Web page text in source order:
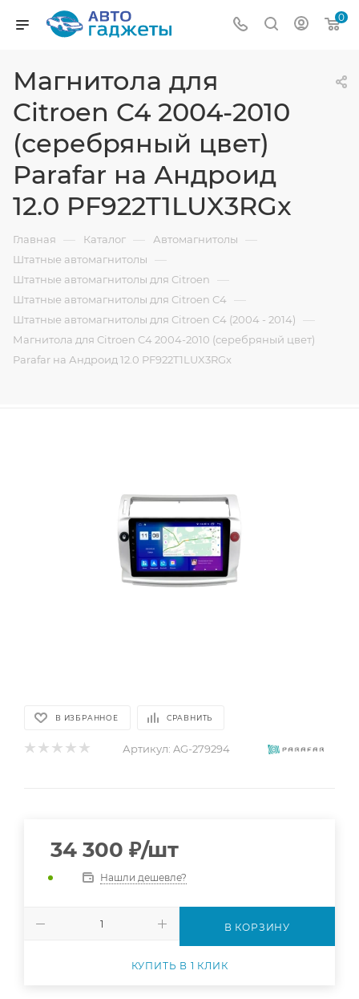
0
Магнитола для
Citroen C4 2004-2010
(серебряный цвет)
Parafar на Андроид
12.0 PF922T1LUX3RGx
Главная — Каталог — Автомагнитолы —
Штатные автомагнитолы —
Штатные автомагнитолы для Citroen —
Штатные автомагнитолы для Citroen C4 —
Штатные автомагнитолы для Citroen C4 (2004 - 2014) —
Магнитола для Citroen C4 2004-2010 (серебряный цвет)
Parafar на Андроид 12.0 PF922T1LUX3RGx
В ИЗБРАННОЕ СРАВНИТЬ
Артикул: AG-279294
34 300 ₽/шт
Нашли дешевле?
В КОРЗИНУ
КУПИТЬ В 1 КЛИК